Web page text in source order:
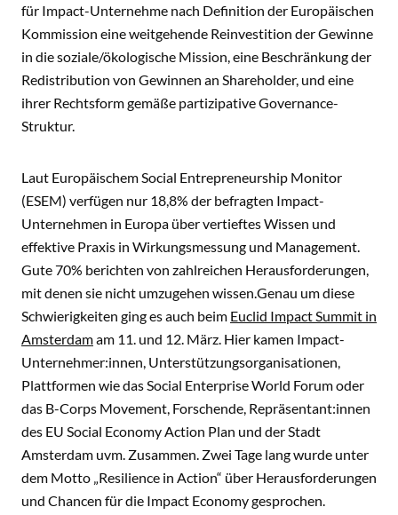
für Impact-Unternehme nach Definition der Europäischen
Kommission eine weitgehende Reinvestition der Gewinne
in die soziale/ökologische Mission, eine Beschränkung der
Redistribution von Gewinnen an Shareholder, und eine
ihrer Rechtsform gemäße partizipative Governance-
Struktur.
Laut Europäischem Social Entrepreneurship Monitor
(ESEM) verfügen nur 18,8% der befragten Impact-
Unternehmen in Europa über vertieftes Wissen und
effektive Praxis in Wirkungsmessung und Management.
Gute 70% berichten von zahlreichen Herausforderungen,
mit denen sie nicht umzugehen wissen.Genau um diese
Schwierigkeiten ging es auch beim Euclid Impact Summit in
Amsterdamam 11. und 12. März. Hier kamen Impact-
Unternehmer:innen, Unterstützungsorganisationen,
Plattformen wie das Social Enterprise World Forum oder
das B-Corps Movement, Forschende, Repräsentant:innen
des EU Social Economy Action Plan und der Stadt
Amsterdam uvm. Zusammen. Zwei Tage lang wurde unter
dem Motto „Resilience in Action“ über Herausforderungen
und Chancen für die Impact Economy gesprochen.